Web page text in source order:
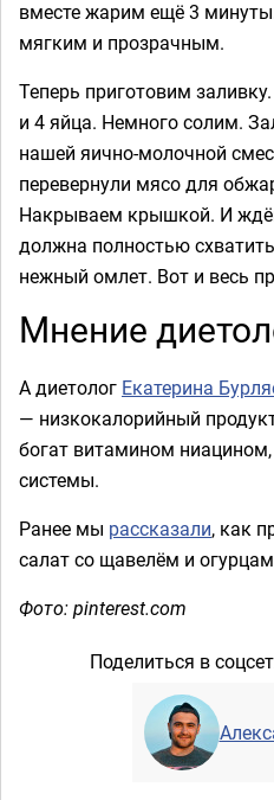
вместе жарим ещё 3
мягким и прозрачным.
Теперь приготовим
и 4 яйца. Немного солим.
нашей яично-молочной
перевернули мясо для
Накрываем крышкой. И
должна полностью
нежный омлет. Вот и весь
Мнение
А диетолог Екатерина
— низкокалорийный
богат витамином
системы.
Ранее мы рассказали, как
салат со щавелём и
Фото: pinterest.com
Поделиться в